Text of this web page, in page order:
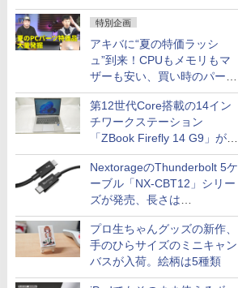
特別企画
アキバに“夏の特価ラッシ
ュ”到来！CPUもメモリもマ
ザーも安い、買い時のパーツ
は？【8月7日(金)22時配信】
第12世代Core搭載の14イン
チワークステーション
「ZBook Firefly 14 G9」が
79,800円！秋葉原で中古PC
セール
NextorageのThunderbolt 5ケ
ーブル「NX-CBT12」シリー
ズが発売、長さは
30cm/50cm/1mの3種類
プロ生ちゃんグッズの新作、
手のひらサイズのミニキャン
バスが入荷。絵柄は5種類